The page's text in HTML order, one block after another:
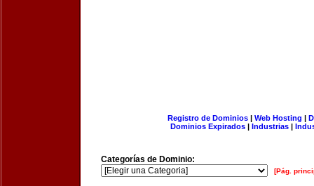
Registro de Dominios| Web Hosting |
Dominios Expirados | Industrias |
Categorías de Dominio:
[Pág.